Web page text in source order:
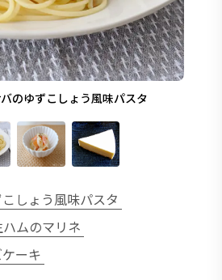
のゆずこしょう風味パスタ
しょう風味パスタ
ムのマリネ
ーキ